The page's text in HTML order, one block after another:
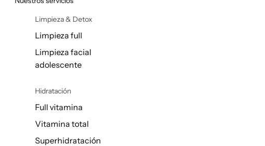
Limpieza & Detox
Limpieza full
Limpieza facial
adolescente
Hidratación
Full vitamina
Vitamina total
Superhidratación